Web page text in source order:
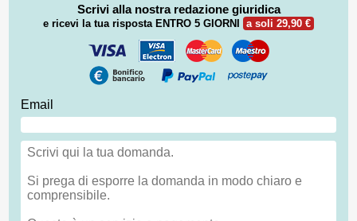
Scrivi alla nostra redazione giuridica
e ricevi la tua risposta ENTRO 5 GIORNI a soli 29,90 €
Email